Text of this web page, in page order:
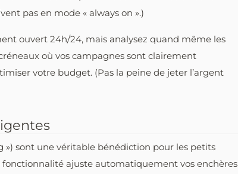
pas en mode « always on ».)
ouvert 24h/24, mais analysez quand même les
où vos campagnes sont clairement
votre budget. (Pas la peine de jeter l’argent
») sont une véritable bénédiction pour les petits
fonctionnalité ajuste automatiquement vos enchères